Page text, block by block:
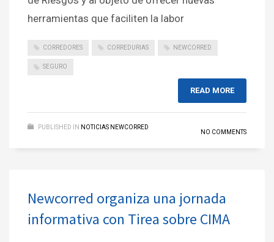
herramientas que faciliten la labor
CORREDORES CORREDURIAS NEWCORRED
SEGURO
READ MORE
PUBLISHED IN NOTICIAS NEWCORRED
NO COMMENTS
Newcorred organiza una jornada
informativa con Tirea sobre CIMA